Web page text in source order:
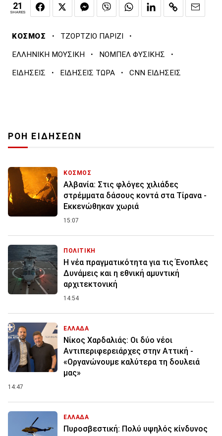
21
SHARES
ΚΟΣΜΟΣ · ΤΖΟΡΤΖΙΟ ΠΑΡΙΖΙ ·
ΕΛΛΗΝΙΚΗ ΜΟΥΣΙΚΗ · ΝΟΜΠΕΛ ΦΥΣΙΚΗΣ ·
ΕΙΔΗΣΕΙΣ · ΕΙΔΗΣΕΙΣ ΤΩΡΑ · CNN ΕΙΔΗΣΕΙΣ
ΡΟΗ ΕΙΔΗΣΕΩΝ
ΚΟΣΜΟΣ
Αλβανία: Στις φλόγες χιλιάδες
στρέμματα δάσους κοντά στα Τίρανα -
Εκκενώθηκαν χωριά
15:07
ΠΟΛΙΤΙΚΗ
Η νέα πραγματικότητα για τις Ένοπλες
Δυνάμεις και η εθνική αμυντική
αρχιτεκτονική
14:54
ΕΛΛΑΔΑ
Νίκος Χαρδαλιάς: Οι δύο νέοι
Αντιπεριφερειάρχες στην Αττική -
«Οργανώνουμε καλύτερα τη δουλειά
μας»
14:47
ΕΛΛΑΔΑ
Πυροσβεστική: Πολύ υψηλός κίνδυνος